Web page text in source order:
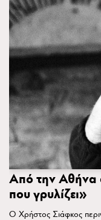
Από την Αθήνα
που γρυλίζει»
Ο Χρήστος Σιάφκος